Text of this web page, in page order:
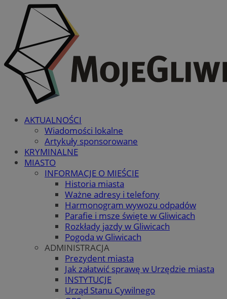
AKTUALNOŚCI
Wiadomości lokalne
Artykuły sponsorowane
KRYMINALNE
MIASTO
INFORMACJE O MIEŚCIE
Historia miasta
Ważne adresy i telefony
Harmonogram wywozu odpadów
Parafie i msze święte w Gliwicach
Rozkłady jazdy w Gliwicach
Pogoda w Gliwicach
ADMINISTRACJA
Prezydent miasta
Jak załatwić sprawę w Urzędzie miasta
INSTYTUCJE
Urząd Stanu Cywilnego